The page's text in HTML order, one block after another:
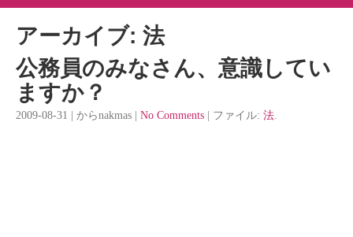
アーカイブ: 法
公務員のみなさん、意識してい
ますか？
2009-08-31 | からnakmas | No Comments | ファイル: 法.